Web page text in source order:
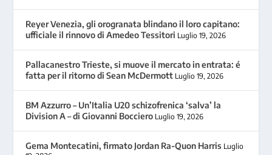
Reyer Venezia, gli orogranata blindano il loro capitano:
ufficiale il rinnovo di Amedeo Tessitori Luglio 19, 2026
Pallacanestro Trieste, si muove il mercato in entrata: é
fatta per il ritorno di Sean McDermott Luglio 19, 2026
BM Azzurro – Un’Italia U20 schizofrenica ‘salva’ la
Division A – di Giovanni Bocciero Luglio 19, 2026
Gema Montecatini, firmato Jordan Ra-Quon Harris Luglio